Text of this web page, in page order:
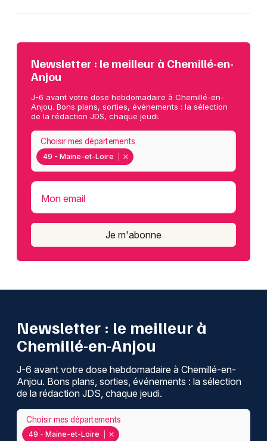
Newsletter : le meilleur à Chemillé-en-
Anjou
J-6 avant votre dose hebdomadaire à Chemillé-en-
Anjou. Bons plans, sorties, événements : la sélection
de la rédaction JDS, chaque jeudi.
49 - Maine-et-Loire
Choisir mes départements
Mon email
Je m'abonne
Newsletter : le meilleur à
Chemillé-en-Anjou
J-6 avant votre dose hebdomadaire à Chemillé-en-
Anjou. Bons plans, sorties, événements : la sélection
de la rédaction JDS, chaque jeudi.
49 - Maine-et-Loire
Choisir mes départements